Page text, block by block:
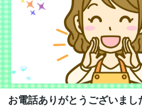
お電話ありがとうございまし